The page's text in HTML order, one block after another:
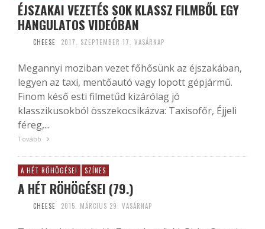
ÉJSZAKAI VEZETÉS SOK KLASSZ FILMBŐL EGY
HANGULATOS VIDEÓBAN
CHEESE 2017. SZEPTEMBER 17. VASÁRNAP
Megannyi moziban vezet főhősünk az éjszakában,
legyen az taxi, mentőautó vagy lopott gépjármű.
Finom késő esti filmetűd kizárólag jó
klasszikusokból összekocsikázva: Taxisofőr, Éjjeli
féreg,...
Tovább
A HÉT RÖHÖGÉSEI SZÍNES
A HÉT RÖHÖGÉSEI (79.)
CHEESE 2015. MÁRCIUS 29. VASÁRNAP